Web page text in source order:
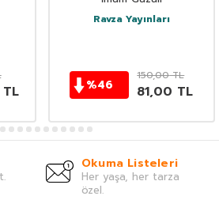
TL
Ravza Yayınları
%46
150,00TL
81,00 TL
Okuma Listeleri
Her yaşa, her tarza
özel.